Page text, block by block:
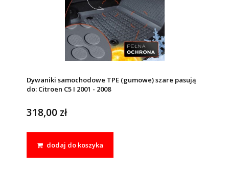
Dywaniki samochodowe TPE (gumowe) szare pasują
do: Citroen C5 I 2001 - 2008
318,00 zł
dodaj do koszyka